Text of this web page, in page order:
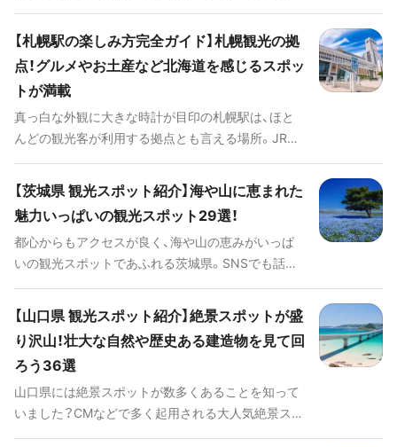
富な品ぞろえが特徴であるほか、買い物をする以外
の魅力がたくさんあることもポイントです。 この記
事では、オリジナルショップや屋上庭園などといっ
た新宿高島屋ならではの魅力的なスポットを紹介す
るとともに、おすすめの楽しみ方や新宿高島屋で買
える限定商品などもあわせてご紹介していきます。
城下町に象徴されるように、当時の情緒あふれる建
物が色濃く残るエリアも点在しています。歴史浪漫
を求めてゆっくり散策もいいですね。 また、三方を
海に囲まれているので魚介も豊富で新鮮です。山口
といえば一度は味わいたい「フグ料理」や「天神鱧」を
地酒とともに堪能してみましょう。温泉好きなら名
湯に浸かってリラックス。山口県のさまざまな魅力
【札幌駅の楽しみ方完全ガイド】札幌観光の拠
点！グルメやお土産など北海道を感じるスポッ
トが満載
真っ白な外観に大きな時計が目印の札幌駅は、ほと
んどの観光客が利用する拠点とも言える場所。JRと
地下鉄の両方が利用でき、市内だけでなく他のエリ
アへ向かうことも可能です。 この札幌駅の魅力は、
ただ交通網として便利なだけはありません。駅には4
つのショッピングセンターが併設され、アパレルシ
ョップやレストラン、アミューズメント施設が多数
営業しているのです。 せっかく札幌駅で電車やバス
を使うのであれば、ついでに買い物や食事も楽しん
ではいかがでしょうか。今回はそんな魅力たっぷり
の札幌駅の、見どころやおすすめの飲食店、周辺スポ
ットを紹介していきます。
【茨城県 観光スポット紹介】海や山に恵まれた
魅力いっぱいの観光スポット29選！
都心からもアクセスが良く、海や山の恵みがいっぱ
いの観光スポットであふれる茨城県。SNSでも話題
の定番から、実は知る人ぞ知る魅力的な穴場まで、茨
城の魅力が再確認できるスポットを厳選しました。
デートにぴったりのフォトジェニックな絶景や、女
子旅におすすめの絶品グルメ、家族旅行におすすめ
の楽しいレジャーなど、茨城に行くならおさえてお
きたい情報が満載です。よくばりなおでかけを楽し
みたいなら、是非！茨城県に行ってみませんか？
【山口県 観光スポット紹介】絶景スポットが盛
り沢山！壮大な自然や歴史ある建造物を見て回
ろう36選
山口県には絶景スポットが数多くあることを知って
いました？CMなどで多く起用される大人気絶景スポ
ットから、知る人ぞ知る穴場スポットまで、くまなく